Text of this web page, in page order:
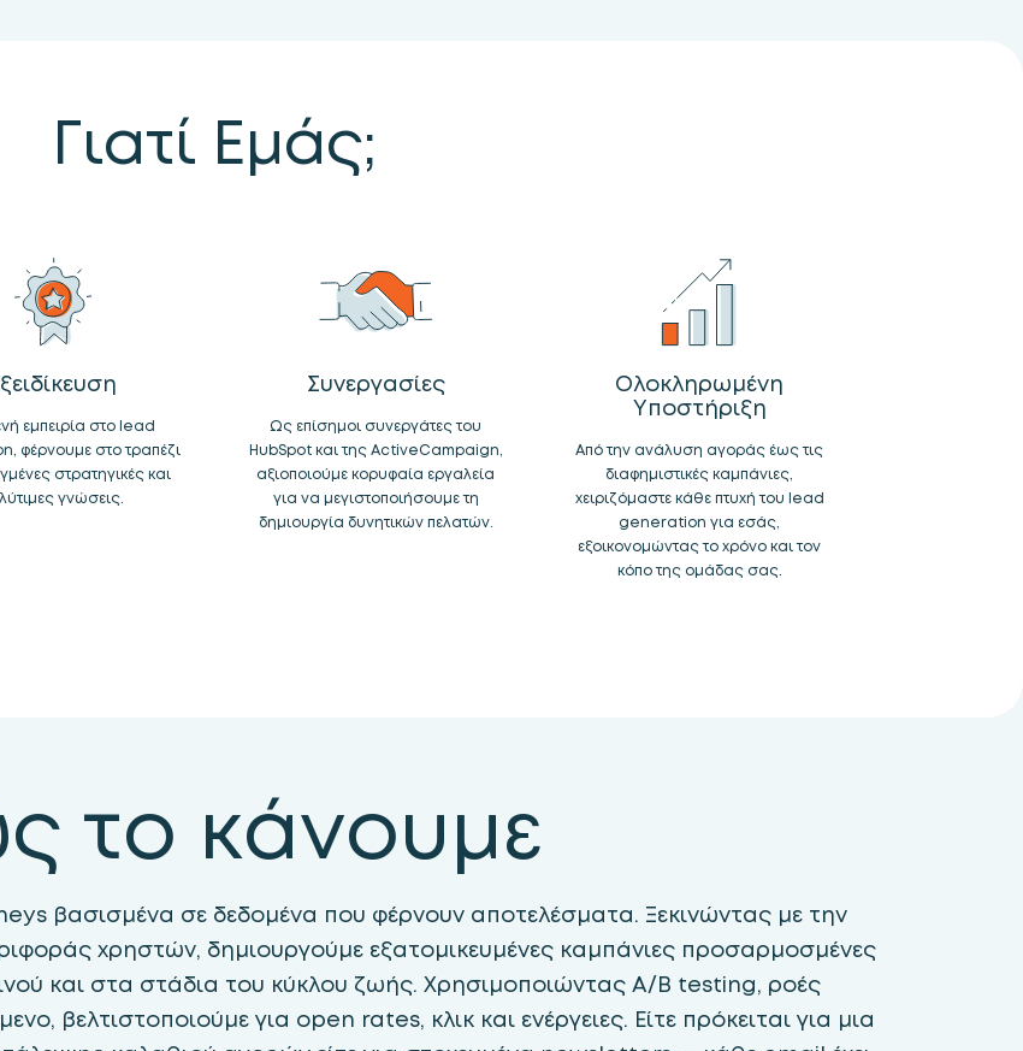
Γιατί Εμάς;
εμπειρία στο lead
φέρνουμε στο τραπέζι
στρατηγικές και
γνώσεις.
Συνεργασίες
Ως επίσημοι συνεργάτες του
HubSpot και της ActiveCampaign,
αξιοποιούμε κορυφαία εργαλεία
για να μεγιστοποιήσουμε τη
δημιουργία δυνητικών πελατών.
Ολοκληρωμένη
Υποστήριξη
Από την ανάλυση αγοράς έως τις
διαφημιστικές καμπάνιες,
χειριζόμαστε κάθε πτυχή του lead
generation για εσάς,
εξοικονομώντας το χρόνο και τον
κόπο της ομάδας σας.
το κάνουμε
βασισμένα σε δεδομένα που φέρνουν αποτελέσματα. Ξεκινώντας με την
χρηστών, δημιουργούμε εξατομικευμένες καμπάνιες προσαρμοσμένες
και στα στάδια του κύκλου ζωής. Χρησιμοποιώντας A/B testing, ροές
βελτιστοποιούμε για open rates, κλικ και ενέργειες. Είτε πρόκειται για μια